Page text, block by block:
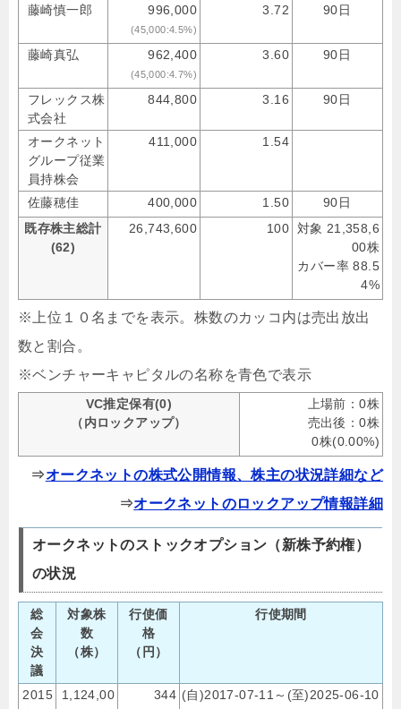
藤崎慎一郎 996,000
(45,000:4.5%)
3.72 90日
藤崎真弘 962,400
(45,000:4.7%)
3.60 90日
フレックス株
式会社
844,800 3.16 90日
オークネット
グループ従業
員持株会
411,000 1.54
佐藤穂佳 400,000 1.50
90日
既存株主総計
(62)
26,743,600 100 対象 21,358,6
00株
カバー率 88.5
4%
※上位１０名までを表示。株数のカッコ内は売出放出
数と割合。
※ベンチャーキャピタルの名称を青色で表示
VC推定保有(0)
（内ロックアップ）
上場前：0株
売出後：0株
0株(0.00%)
⇒オークネットの株式公開情報、株主の状況詳細など
⇒オークネットのロックアップ情報詳細
オークネットのストックオプション（新株予約権）
の状況
総
会
決
議
対象株
数
（株）
行使価
格
（円）
行使期間
2015
1,124,00
344 (自)2017-07-11～(至)2025-06-10